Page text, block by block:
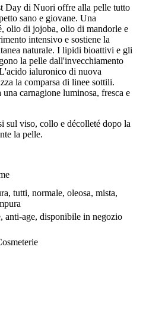
Day di Nuori offre alla pelle tutto
sano e giovane. Una
olio di jojoba, olio di mandorle e
intensivo e sostiene la
naturale. I lipidi bioattivi e gli
la pelle dall'invecchiamento
ialuronico di nuova
la comparsa di linee sottili.
carnagione luminosa, fresca e
sul viso, collo e décolleté dopo la
la pelle.
tutti, normale, oleosa, mista,
anti-age, disponibile in negozio